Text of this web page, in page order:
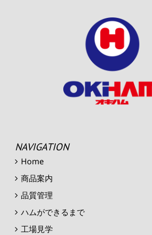
NAVIGATION
Home
商品案内
品質管理
ハムができるまで
工場見学